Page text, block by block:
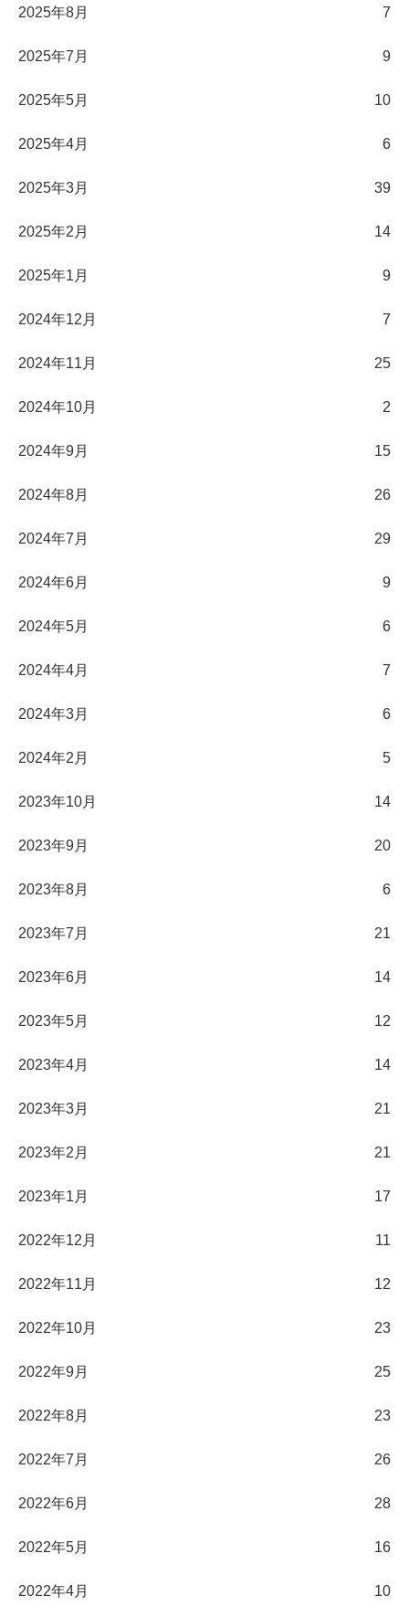
2025年8月 7
2025年7月 9
2025年5月 10
2025年4月 6
2025年3月 39
2025年2月 14
2025年1月 9
2024年12月 7
2024年11月 25
2024年10月 2
2024年9月 15
2024年8月 26
2024年7月 29
2024年6月 9
2024年5月 6
2024年4月 7
2024年3月 6
2024年2月 5
2023年10月 14
2023年9月 20
2023年8月 6
2023年7月 21
2023年6月 14
2023年5月 12
2023年4月 14
2023年3月 21
2023年2月 21
2023年1月 17
2022年12月 11
2022年11月 12
2022年10月 23
2022年9月 25
2022年8月 23
2022年7月 26
2022年6月 28
2022年5月 16
2022年4月 10